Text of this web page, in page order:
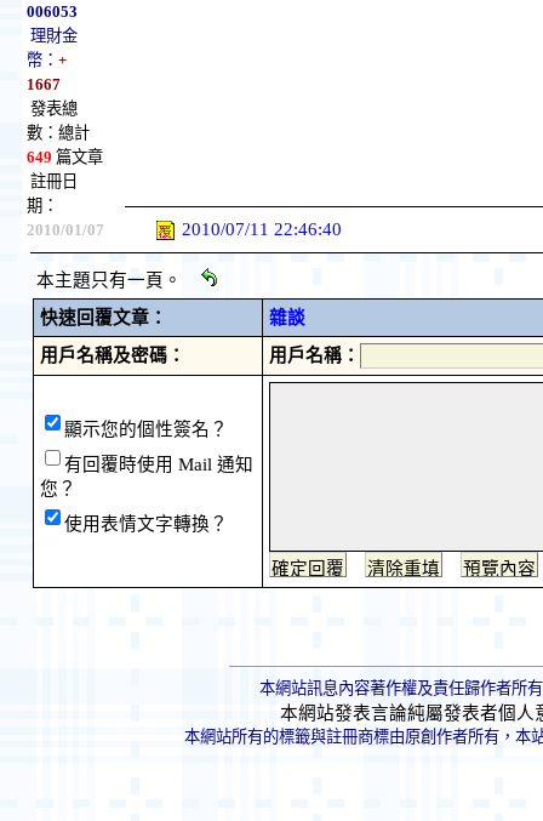
006053
理財金
幣： +
1667
發表總
數：總計
649 篇文章
註冊日
期：
2010/01/07
2010/07/11 22:46:40
本主題只有一頁。
快速回覆文章：
雜談
用戶名稱及密碼：
用戶名稱：
顯示您的個性簽名？
有回覆時使用 Mail 通知
您？
使用表情文字轉換？
本網站訊息內容著作權及責任歸作者所
本網站發表言論純屬發表者個人
本網站所有的標籤與註冊商標由原創作者所有，本